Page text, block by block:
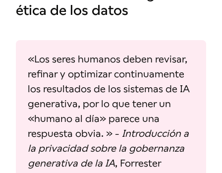
ética de los datos
«Los seres humanos deben revisar,
refinar y optimizar continuamente
los resultados de los sistemas de IA
generativa, por lo que tener un
«humano al día» parece una
respuesta obvia. » - Introducción a
la privacidad sobre la gobernanza
generativa de la IA, Forrester